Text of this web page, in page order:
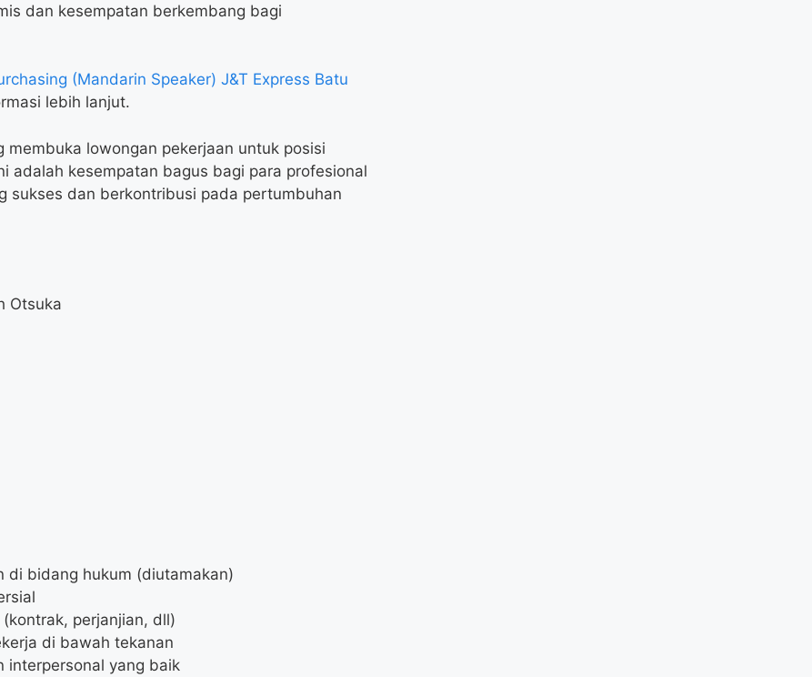
dan kesempatan berkembang bagi
(Mandarin Speaker) J&T Express Batu
lebih lanjut.
lowongan pekerjaan untuk posisi
adalah kesempatan bagus bagi para profesional
sukses dan berkontribusi pada pertumbuhan
Otsuka
di bidang hukum (diutamakan)
perjanjian, dll)
di bawah tekanan
interpersonal yang baik